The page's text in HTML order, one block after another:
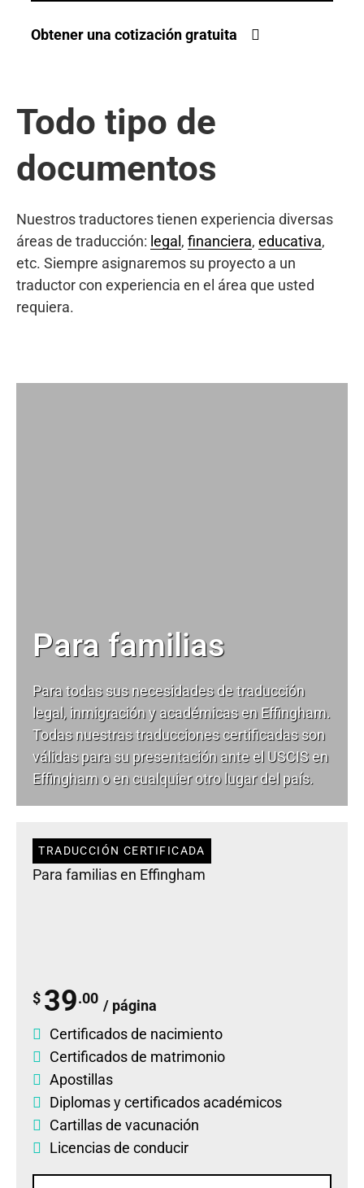
Obtener una cotización gratuita
Todo tipo de
documentos
Nuestros traductores tienen experiencia diversas
áreas de traducción: legal , financiera, educativa,
etc. Siempre asignaremos su proyecto a un
traductor con experiencia en el área que usted
requiera.
Para familias
Para todas sus necesidades detraducción
legal, inmigración y académicas en Effingham.
Todas nuestras traducciones certificadas son
válidas para su presentación ante el USCIS en
Effingham o en cualquier otro lugar del país.
TRADUCCIÓN CERTIFICADA
Para familias en Effingham
$ 39.00 / página
Certificados de nacimiento
Certificados de matrimonio
Apostillas
Diplomasycertificados académicos
Cartillas de vacunación
Licencias de conducir